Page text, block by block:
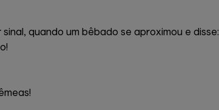
quando um bêbado se aproximou e disse: